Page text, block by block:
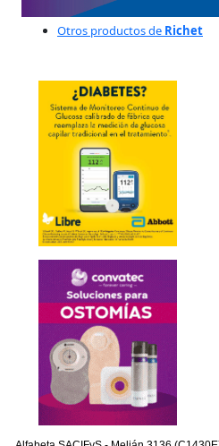
Otros productos con
Otros productos de Richet